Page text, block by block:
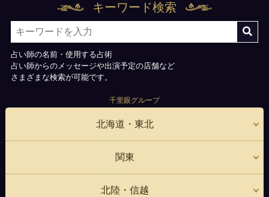
キーワード検索
占い師の名前・使用する占術
占い師からのメッセージや出演予定の店舗など
さまざまな検索が可能です。
千里眼グループ
北海道・東北
関東
北陸・信越